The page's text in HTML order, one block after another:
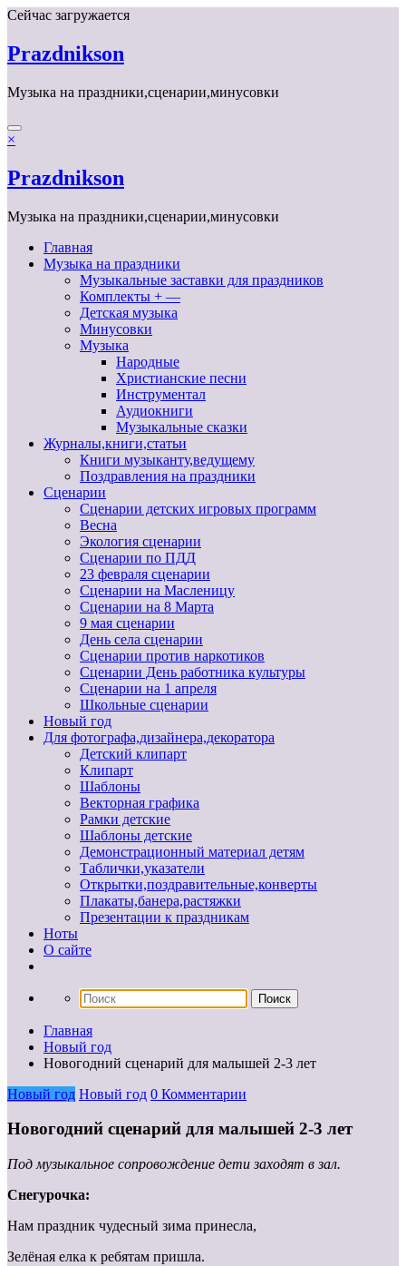
Перейти
содержимому
Сейчас загружается
Prazdnikson
Музыка на праздники,сценарии,минусовки
×
Prazdnikson
Музыка на праздники,сценарии,минусовки
Главная
Музыка на праздники
Музыкальные заставки для праздников
Комплекты + —
Детская музыка
Минусовки
Музыка
Народные
Христианские песни
Инструментал
Аудиокниги
Музыкальные сказки
Журналы,книги,статьи
Книги музыканту,ведущему
Поздравления на праздники
Сценарии
Сценарии детских игровых программ
Весна
Экология сценарии
Сценарии по ПДД
23 февраля сценарии
Сценарии на Масленицу
Сценарии на 8 Марта
9 мая сценарии
День села сценарии
Сценарии против наркотиков
Сценарии День работника культуры
Сценарии на 1 апреля
Школьные сценарии
Новый год
Для фотографа,дизайнера,декоратора
Детский клипарт
Клипарт
Шаблоны
Векторная графика
Рамки детские
Шаблоны детские
Демонстрационный материал детям
Таблички,указатели
Открытки,поздравительные,конверты
Плакаты,банера,растяжки
Презентации к праздникам
Ноты
О сайте
Главная
Новый год
Новогодний сценарий для малышей 2-3 лет
Новый год Новый год 0 Комментарии
Новогодний сценарий для малышей 2-3 лет
Под музыкальное сопровождение дети заходят в зал.
Снегурочка:
Нам праздник чудесный зима принесла,
Зелёная елка к ребятам пришла.